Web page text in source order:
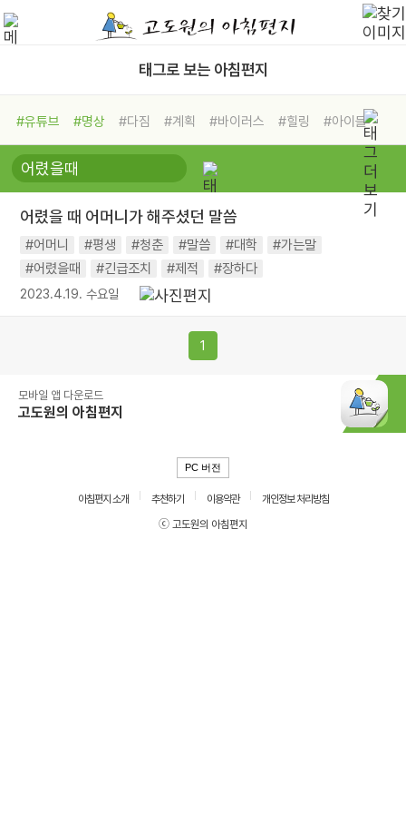
태그로 보는 아침편지
#유튜브 #명상 #다짐 #계획 #바이러스 #힐링
#아이들
#비전캠프
#독서캠프 #삶
#희망
#나눔 #친구 #링컨학교
#독서
#건강 #면역력
어렸을 때 어머니가 해주셨던 말씀
#어머니 #평생 #청춘 #말씀 #대학
#가는말
#어렸을때
#긴급조치 #제적 #장하다
2023.4.19. 수요일
1
모바일 앱 다운로드
고도원의 아침편지
PC 버전
아침편지 소개 추천하기 이용약관
개인정보 처리방침
ⓒ 고도원의 아침편지